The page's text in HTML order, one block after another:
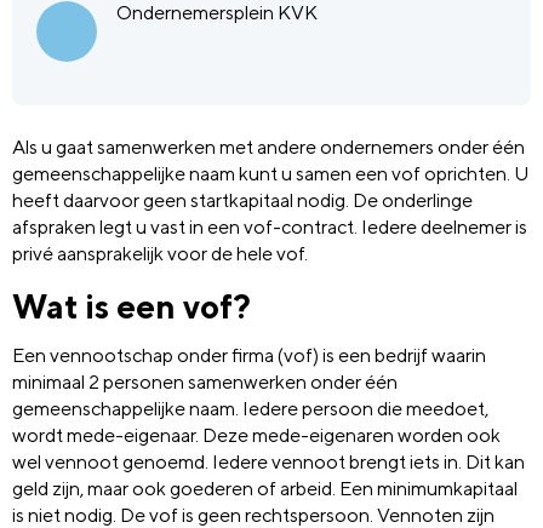
Ondernemersplein KVK
Als u gaat samenwerken met andere ondernemers onder één
gemeenschappelijke naam kunt u samen een vof oprichten. U
heeft daarvoor geen startkapitaal nodig. De onderlinge
afspraken legt u vast in een vof-contract. Iedere deelnemer is
privé aansprakelijk voor de hele vof.
Wat is een vof?
Een vennootschap onder firma (vof) is een bedrijf waarin
minimaal 2 personen samenwerken onder één
gemeenschappelijke naam. Iedere persoon die meedoet,
wordt mede-eigenaar. Deze mede-eigenaren worden ook
wel vennoot genoemd. Iedere vennoot brengt iets in. Dit kan
geld zijn, maar ook goederen of arbeid. Een minimumkapitaal
is niet nodig. De vof is geen rechtspersoon. Vennoten zijn